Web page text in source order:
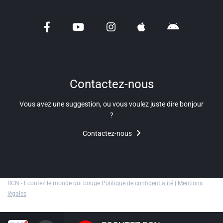
Shabbat Project
Département des Alpes Maritimes
Contactez-nous
Vous avez une suggestion, ou vous voulez juste dire bonjour
?
Contactez-nous
RCN - Ecoutez le monde qui bouge Politique de confidentialité | Mentions
légales